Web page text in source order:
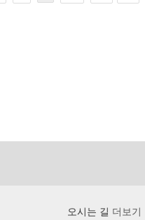
오시는 길 더보기